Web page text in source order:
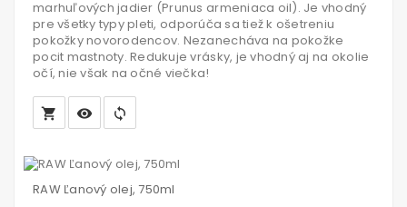
marhuľových jadier (Prunus armeniaca oil). Je vhodný
pre všetky typy pleti, odporúča sa tiež k ošetreniu
pokožky novorodencov. Nezanecháva na pokožke
pocit mastnoty. Redukuje vrásky, je vhodný aj na okolie
očí, nie však na očné viečka!
local_grocery_store
do
visibility sync
RAW Ľanový olej, 750ml